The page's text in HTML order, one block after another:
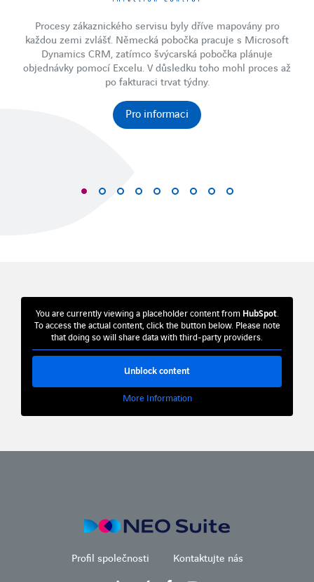
Procesy zákaznického servisu byly dříve mapovány pro
každou zemi zvlášť. Německá pobočka pracuje s Microsoft
Dynamics CRM, zatímco švýcarská pobočka plánuje
objednávky pomocí Excelu. V důsledku toho mohl proces až
po fakturaci trvat týdny.
Pro informaci
You are currently viewing a placeholder content from HubSpot.
To access the actual content, click the button below. Please note
that doing so will share data with third-party providers.
Unblock content
More Information
Profil společnosti Kontaktujte nás